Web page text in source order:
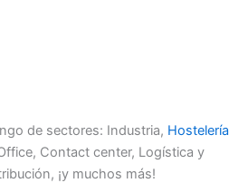
de sectores: Industria, Hostelería
Contact center, Logística y
¡y muchos más!